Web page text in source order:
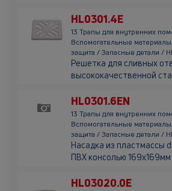
HL0301.4E
13 Трапы для внутренних
Вспомогательные
защита / Запасные детали /
Решетка для сливных
высококачественной
HL0301.6EN
13 Трапы для внутренних
Вспомогательные
защита / Запасные детали /
Насадка из пластмассы
ПВХ консолью
HL03020.0E